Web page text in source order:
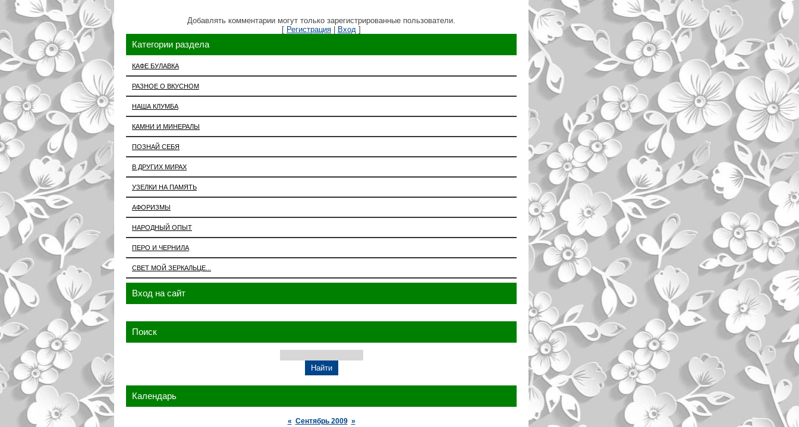
Добавлять комментарии могут только зарегистрированные пользователи.
[ Регистрация | Вход ]
Категории раздела
КАФЕ БУЛАВКА
РАЗНОЕ О ВКУСНОМ
НАША КЛУМБА
КАМНИ И МИНЕРАЛЫ
ПОЗНАЙ СЕБЯ
В ДРУГИХ МИРАХ
УЗЕЛКИ НА ПАМЯТЬ
АФОРИЗМЫ
НАРОДНЫЙ ОПЫТ
ПЕРО И ЧЕРНИЛА
СВЕТ МОЙ ЗЕРКАЛЬЦЕ...
Вход на сайт
Поиск
Календарь
« Сентябрь 2009 »